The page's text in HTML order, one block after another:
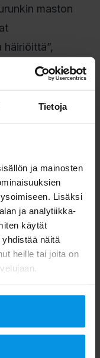
Tietoja
ja mainosten
Lisäksi
ja analytiikka-
käytät
näitä
heille tai joita on
maston
Markus
jatkossakin
ja
jotta
myös
koko
Ala-